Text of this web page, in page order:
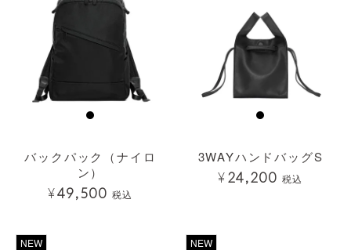
バックパック（ナイロ
ン）
¥49,500 税込
3WAYハンドバッグS
¥24,200 税込
NEW NEW